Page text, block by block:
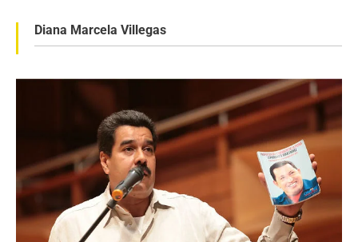
Diana Marcela Villegas